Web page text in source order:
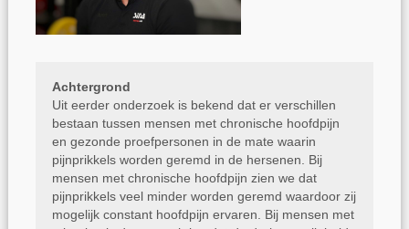
Achtergrond
Uit eerder onderzoek is bekend dat er verschillen
bestaan tussen mensen met chronische hoofdpijn
en gezonde proefpersonen in de mate waarin
pijnprikkels worden geremd in de hersenen. Bij
mensen met chronische hoofdpijn zien we dat
pijnprikkels veel minder worden geremd waardoor zij
mogelijk constant hoofdpijn ervaren. Bij mensen met